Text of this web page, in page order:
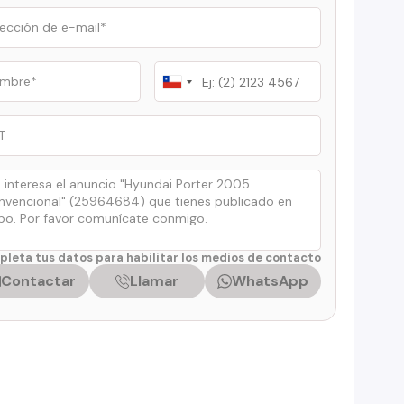
Chile
+56
tus datos para habilitar los medios de contacto
Contactar Llamar WhatsApp